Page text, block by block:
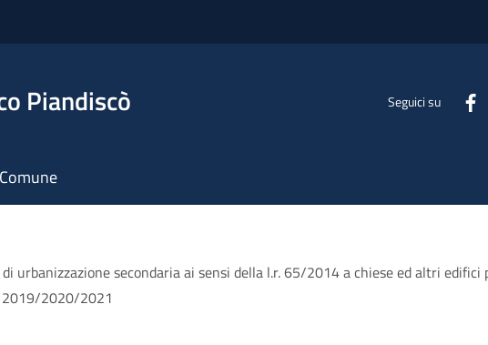
Piandiscò Seguici su
urbanizzazione secondaria ai sensi della l.r. 65/2014 a chiese ed altri
2019/2020/2021